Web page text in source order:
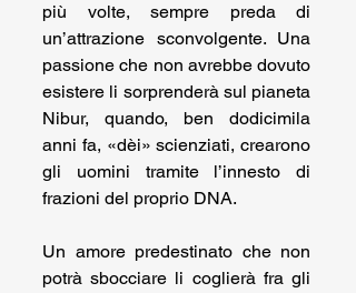
più volte, sempre preda di
un’attrazione sconvolgente. Una
passione che non avrebbe dovuto
esistere li sorprenderà sul pianeta
Nibur, quando, ben dodicimila
anni fa, «dèi» scienziati, crearono
gli uomini tramite l’innesto di
frazioni del proprio DNA.
Un amore predestinato che non
potrà sbocciare li coglierà fra gli